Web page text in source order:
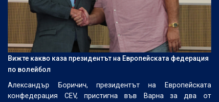
Вижте какво каза президентът на Европейската федерация
по волейбол
Александър Боричич, президентът на Европейската
конфедерация CEV, пристигна във Варна за два от